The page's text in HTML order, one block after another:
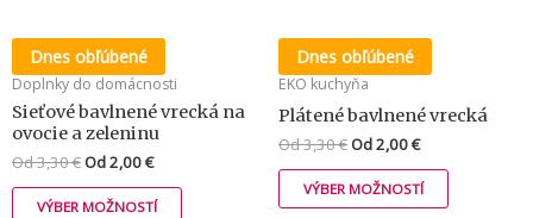
Dnes obľúbené
Doplnky do domácnosti
Sieťové bavlnené vrecká na
ovocie a zeleninu
Od3,30€Od2,00€
VÝBER MOŽNOSTÍ
Dnes obľúbené
EKO kuchyňa
Plátené bavlnené vrecká
Od3,30€Od2,00€
VÝBER MOŽNOSTÍ